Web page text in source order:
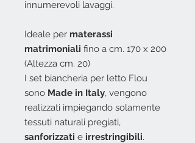
innumerevoli lavaggi.
Ideale per materassi
matrimoniali fino a cm. 170 x 200
(Altezza cm. 20)
I set biancheria per letto Flou
sono Made in Italy, vengono
realizzati impiegando solamente
tessuti naturali pregiati,
sanforizzati e irrestringibili.